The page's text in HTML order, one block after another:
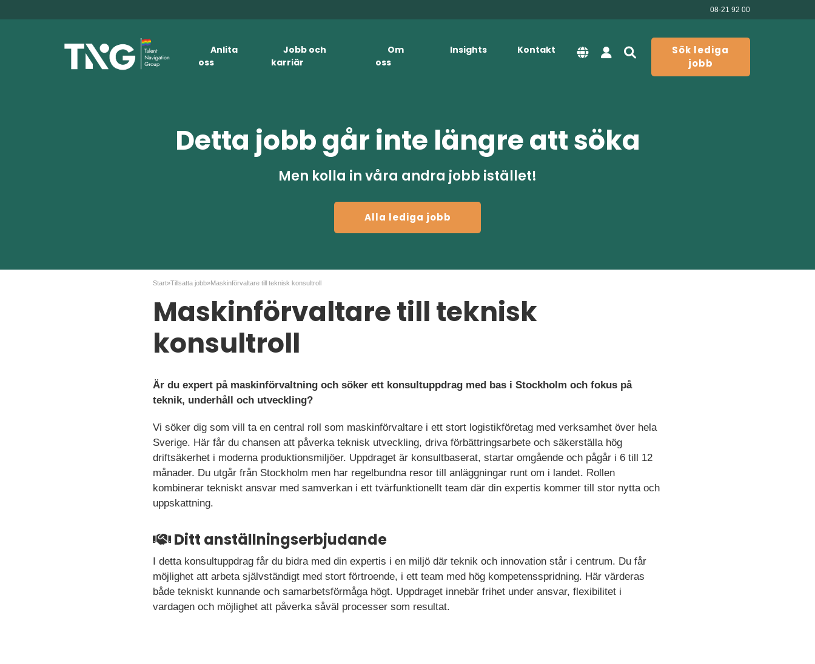
08-21 92 00
Anlita
oss
Jobb och
karriär
Om
oss
Insights Kontakt
Sök lediga
jobb
Detta jobb går inte längre att söka
Men kolla in våra andra jobb istället!
Alla lediga jobb
Start»Tillsatta jobb»Maskinförvaltare till teknisk konsultroll
Maskinförvaltare till teknisk
konsultroll
Är du expert på maskinförvaltning och söker ett konsultuppdrag med bas i Stockholm och fokus på
teknik, underhåll och utveckling?
Vi söker dig som vill ta en central roll som maskinförvaltare i ett stort logistikföretag med verksamhet över hela
Sverige. Här får du chansen att påverka teknisk utveckling, driva förbättringsarbete och säkerställa hög
driftsäkerhet i moderna produktionsmiljöer. Uppdraget är konsultbaserat, startar omgående och pågår i 6 till 12
månader. Du utgår från Stockholm men har regelbundna resor till anläggningar runt om i landet. Rollen
kombinerar tekniskt ansvar med samverkan i ett tvärfunktionellt team där din expertis kommer till stor nytta och
uppskattning.
Ditt anställningserbjudande
I detta konsultuppdrag får du bidra med din expertis i en miljö där teknik och innovation står i centrum. Du får
möjlighet att arbeta självständigt med stort förtroende, i ett team med hög kompetensspridning. Här värderas
både tekniskt kunnande och samarbetsförmåga högt. Uppdraget innebär frihet under ansvar, flexibilitet i
vardagen och möjlighet att påverka såväl processer som resultat.